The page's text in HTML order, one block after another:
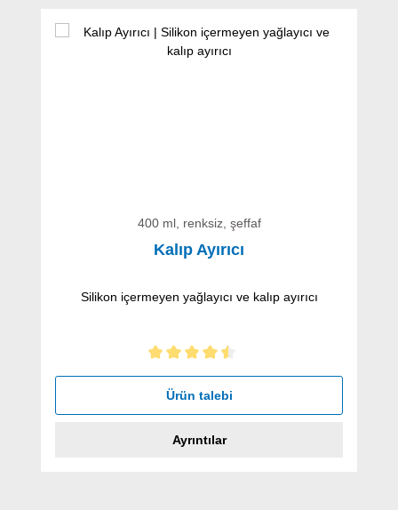
400 ml, renksiz, şeffaf
Kalıp Ayırıcı
Silikon içermeyen yağlayıcı ve kalıp ayırıcı
5 yıldız üzerinden 4.5 ortalama puanı
Ürün talebi
Ayrıntılar